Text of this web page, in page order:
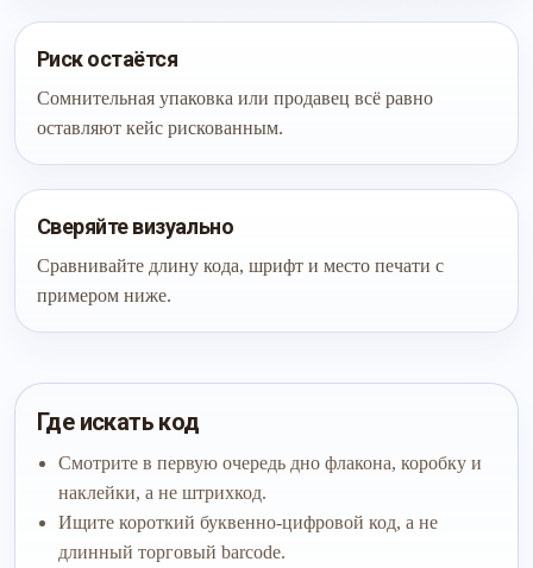
Риск остаётся
Сомнительная упаковка или продавец всё равно
оставляют кейс рискованным.
Сверяйте визуально
Сравнивайте длину кода, шрифт и место печати с
примером ниже.
Где искать код
Смотрите в первую очередь дно флакона, коробку и
наклейки, а не штрихкод.
Ищите короткий буквенно-цифровой код, а не
длинный торговый barcode.